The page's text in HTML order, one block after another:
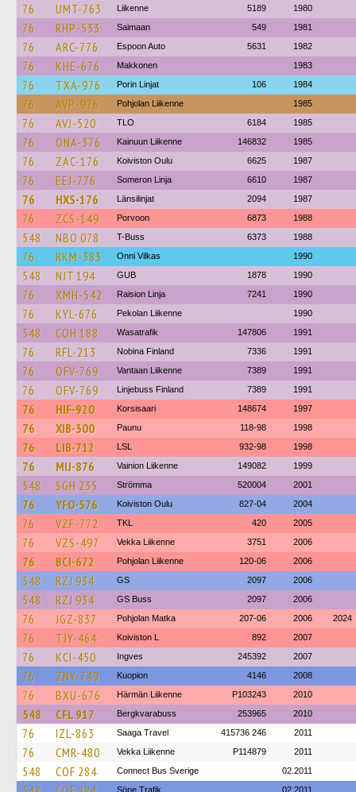
76 UMT-763 Liikenne 5189 1980
76 RHP-533 Saimaan 549 1981
76 ARC-776 Espoon Auto 5631 1982
76 KHE-676 Makkonen 1983
76 TXA-976 Porin Linjat 106 1984
76 AVP-976 Pohjolan Liikenne 1985
76 AVJ-520 TLO 6184 1985
76 ONA-376 Kainuun Liikenne 146832 1985
76 ZAC-176 Koiviston Oulu 6625 1987
76 EEJ-776 Someron Linja 6610 1987
76 HXS-176 Länsilinjat 2094 1987
76 ZCS-149 Porvoon 6873 1988
548 NBO 078 T-Buss 6373 1988
76 RKM-383 Onni Vilkas 1990
548 NJT 194 GUB 1878 1990
76 XMH-542 Raision Linja 7241 1990
76 KYL-676 Pekolan Liikenne 1990
548 COH 188 Wasatrafik 147806 1991
76 RFL-213 Nobina Finland 7336 1991
76 OFV-769 Vantaan Liikenne 7389 1991
76 OFV-769 Linjebuss Finland 7389 1991
76 HIF-920 Korsisaari 148674 1997
76 XIB-300 Paunu 118-98 1998
76 LIB-712 LSL 932-98 1998
76 MIJ-876 Vainion Liikenne 149082 1999
548 SGH 235 Strömma 520004 2001
76 YFO-576 Koiviston Oulu 827-04 2004
76 VZF-772 TKL 420 2005
76 VZS-497 Vekka Liikenne 3751 2006
76 BCI-672 Pohjolan Liikenne 120-06 2006
548 RZJ 934 GS 2097 2006
548 RZJ 934 GS Buss 2097 2006
76 JGZ-837 Pohjolan Matka 207-06 2006 2024
76 TJY-464 Koiviston L 892 2007
76 KCI-450 Ingves 245392 2007
76 ZNY-749 Kuopion 4146 2008
76 BXU-676 Härmän Liikenne P103243 2010
548 CFL 917 Bergkvarabuss 253965 2010
76 IZL-863 Saaga Travel 415736 246 2011
76 CMR-480 Vekka Liikenne P114879 2011
548 COF 284 Connect Bus Sverige 02.2011
Söne Trafik 02.2011